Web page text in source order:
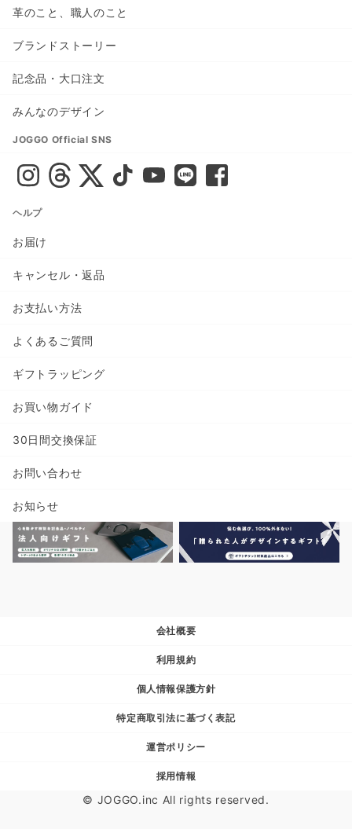
革のこと、職人のこと
ブランドストーリー
記念品・大口注文
みんなのデザイン
JOGGO Official SNS
ヘルプ
お届け
キャンセル・返品
お支払い方法
よくあるご質問
ギフトラッピング
お買い物ガイド
30日間交換保証
お問い合わせ
お知らせ
会社概要
利用規約
個人情報保護方針
特定商取引法に基づく表記
運営ポリシー
採用情報
© JOGGO.inc All rights reserved.